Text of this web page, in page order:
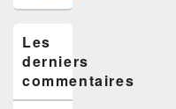
Les
derniers
commentaires